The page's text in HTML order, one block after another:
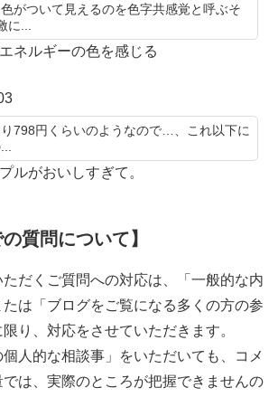
がついて見えるのを色字共感覚と呼ぶそ
に...
ネルギーの色を感じる
り798円くらいのようなので…、これ以下に
ルがおいしすぎて。
質問について】
だくご質問への対応は、「一般的な内
は「ブログをご覧になる多くの方の参
り、対応をさせていただきます。
個人的な相談事」をいただいても、コメ
は、実際のところが把握できませんの